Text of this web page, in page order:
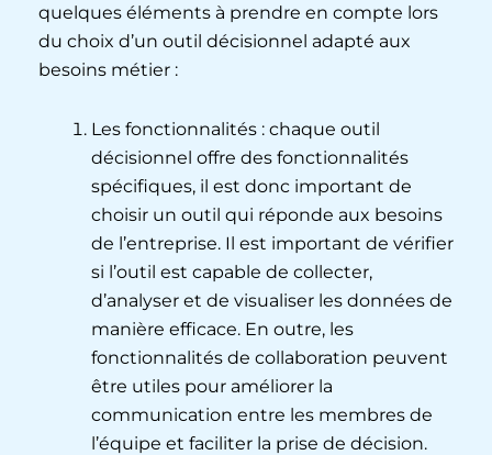
quelques éléments à prendre en compte lors
du choix d’un outil décisionnel adapté aux
besoins métier :
Les fonctionnalités : chaque outil
décisionnel offre des fonctionnalités
spécifiques, il est donc important de
choisir un outil qui réponde aux besoins
de l’entreprise. Il est important de vérifier
si l’outil est capable de collecter,
d’analyser et de visualiser les données de
manière efficace. En outre, les
fonctionnalités de collaboration peuvent
être utiles pour améliorer la
communication entre les membres de
l’équipe et faciliter la prise de décision.